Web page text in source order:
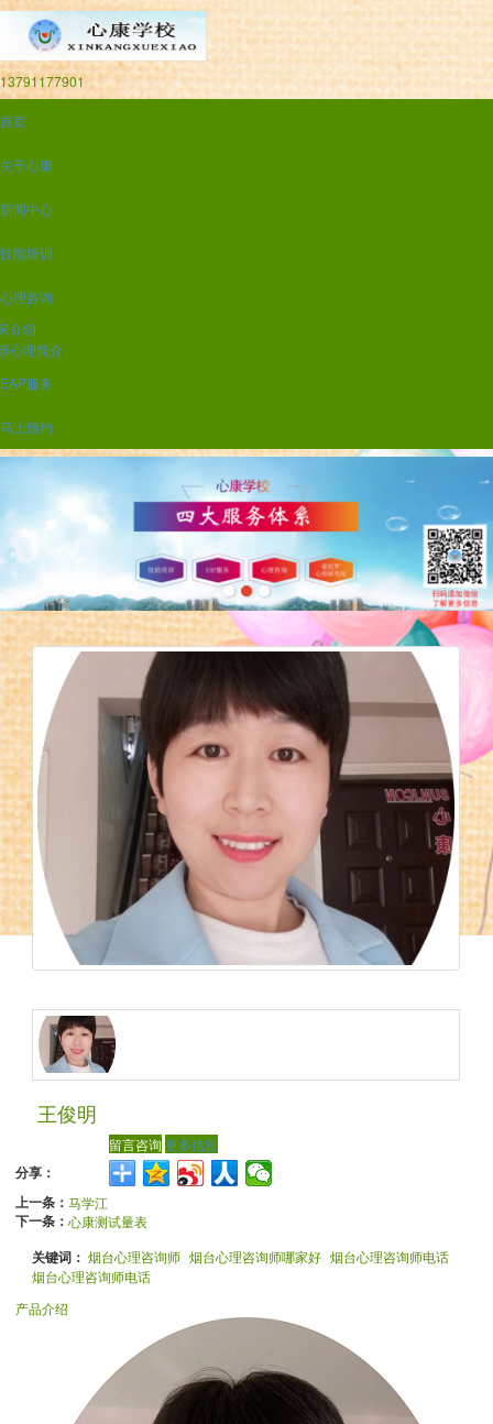
13791177901
首页
关于心康
新闻中心
技能培训
心理咨询
介绍
心理简介
EAP服务
马上预约
王俊明
留言咨询 更多信息
分享：
上一条：马学江
下一条：心康测试量表
关键词：烟台心理咨询师 烟台心理咨询师哪家好 烟台心理咨询师电话
烟台心理咨询师电话
产品介绍